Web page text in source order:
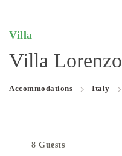
Villa
Villa Lorenzo
Accommodations Italy
8 Guests